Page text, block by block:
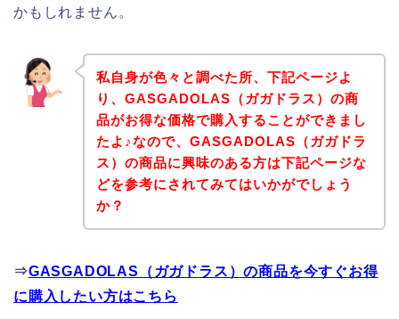
かもしれません。
私自身が色々と調べた所、下記ページよ
り、GASGADOLAS（ガガドラス）の商
品がお得な価格で購入することができまし
たよ♪なので、GASGADOLAS（ガガドラ
ス）の商品に興味のある方は下記ページな
どを参考にされてみてはいかがでしょう
か？
⇒GASGADOLAS（ガガドラス）の商品を今すぐお得
に購入したい方はこちら